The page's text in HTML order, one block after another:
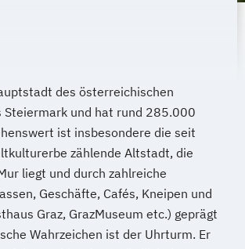
des österreichischen
Steiermark und hat rund 285.000
ist insbesondere die seit
zählende Altstadt, die
liegt und durch zahlreiche
Geschäfte, Cafés, Kneipen und
Graz, GrazMuseum etc.) geprägt
Wahrzeichen ist der Uhrturm. Er